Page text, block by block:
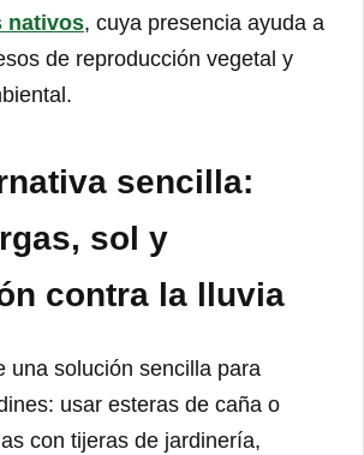
nativos, cuya presencia ayuda a
de reproducción vegetal y
sencilla:
sol y
contra la lluvia
una solución sencilla para
usar esteras de caña o
con tijeras de jardinería,